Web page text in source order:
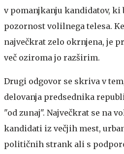
v pomanjkanju kandidatov,
pozornost volilnega telesa.
največkrat zelo okrnjena, je
več oziroma jo razširim.
Drugi odgovor se skriva v
delovanja predsednika
"od zunaj". Največkrat se na
kandidati iz večjih mest,
političnih strank ali s